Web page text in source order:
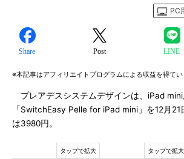
PC
Share Post LINE
※本記事はアフィリエイトプログラムによる収益を得て
プレアデスシステムデザインは、iPad mini
「SwitchEasy Pelle for iPad mini」を12月
は3980円。